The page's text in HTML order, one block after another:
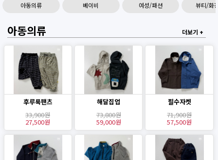
아동의류 베이비 여성/패션 뷰티/화
아동의류 더보기 +
후루룩팬츠
33,900원
27,500원
해달집업
73,800원
59,000원
필수자켓
71,900원
57,500원